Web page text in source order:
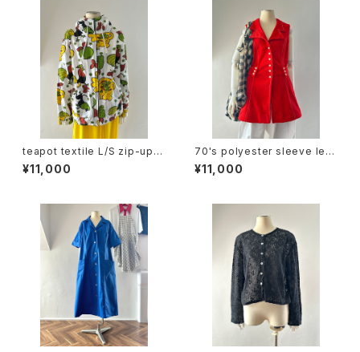
teapot textile L/S zip-up h
oodie
¥11,000
70's polyester sleeve les
s tops
¥11,000